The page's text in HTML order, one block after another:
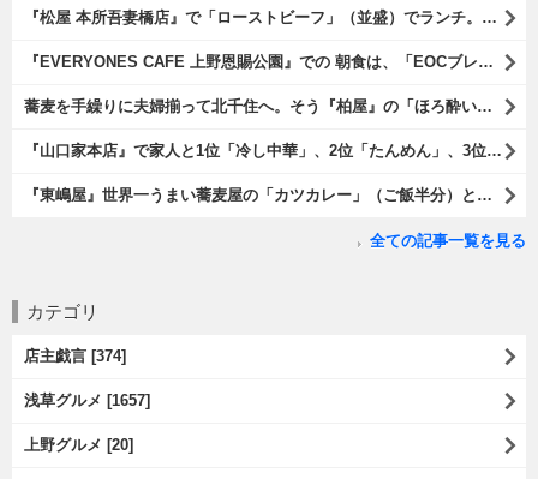
『松屋 本所吾妻橋店』で「ローストビーフ」（並盛）でランチ。「ローストビーフ」は2つのソースが掛かっている。オリジナルソースとレフォールソースだ。 はたしていかなるものなのかと期待しながら待てば、それは確りとうまかったのだよ（笑）。（松屋 本所吾妻橋店：墨田区吾妻橋三）
『EVERYONES CAFE 上野恩賜公園』での 朝食は、「EOCブレックファーストプレート」とセットで「アイスカフェラテ」をもらい、それから家人が「東京たまごを使ったパンケーキ キャラメルナッツ（2枚）」を頼んでみた。どれもがハイカラにうまいのだよ（笑）。（EVERYONES CAFE 上野恩賜公園：上野公園）
蕎麦を手繰りに夫婦揃って北千住へ。そう『柏屋』の「ほろ酔いセット」で一杯やったのだよ。ここは二駅離れた場所だけど、あたしの『街的』のようにくつろげる処だ。勿論、うまかったのだよ（笑）。（きそば 柏屋：足立区千住）
『山口家本店』で家人と1位「冷し中華」、2位「たんめん」、3位「かき氷」の順番通りのオーダーでランチ。なんの変哲もないものがうまいのは、当たり前だのクラッカーなのだと云爾（笑）。（山口家本店：千束通り商店街：浅草五丁目）
『東嶋屋』世界一うまい蕎麦屋の「カツカレー」（ご飯半分）と「おしんこ盛り合わせ」と「ビ―ル」でランチ。もう、ほんとうまいのだから、みんな食べてみてね、と云爾（笑）。（東嶋屋：竜泉一丁目）
全ての記事一覧を見る
カテゴリ
店主戯言 [374]
浅草グルメ [1657]
上野グルメ [20]